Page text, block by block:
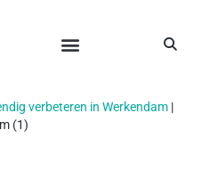
verbeteren in Werkendam |
(1)